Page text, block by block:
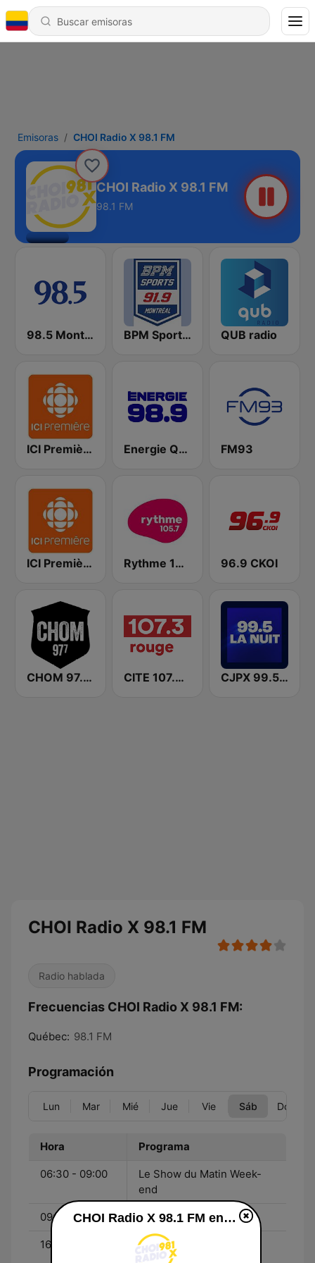
Emisoras CHOI Radio X 98.1 FM
CHOI Radio X 98.1 FM
98.1 FM
98.5 Montréal BPM Sports 91.9 FM QUB radio
ICI Première Montréal Energie Québec 98.9 FM FM93
ICI Première Québec Rythme 105.7 FM 96.9 CKOI
CHOM 97.7 FM CITE 107.3 Rouge FM CJPX 99.5 MTL
CHOI Radio X 98.1 FM
Radio hablada
Frecuencias CHOI Radio X 98.1 FM:
Québec: 98.1 FM
Programación
Lun Mar Mié Jue Vie Sáb Dom
Hora Programa
06:30 - 09:00
Le Show du Matin Week-
end
09:00 - 16:00 Légendes du Rock
16:00 - 18:00 Le Char de Hits
CHOI Radio X 98.1 FM en vivo